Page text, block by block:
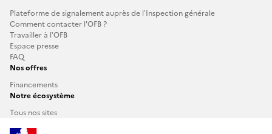
Plateforme de signalement auprès de l’Inspection générale
Comment contacter l'OFB ?
Travailler à l’OFB
Espace presse
FAQ
Nos offres
Financements
Notre écosystème
Tous nos sites